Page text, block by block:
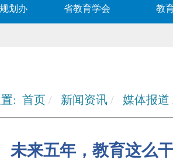
划办 省教育学会 教
: 首页 新闻资讯 媒体报道
未来五年，教育这么